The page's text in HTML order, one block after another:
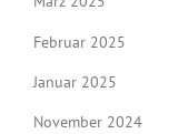
Februar 2025
Januar 2025
November 2024